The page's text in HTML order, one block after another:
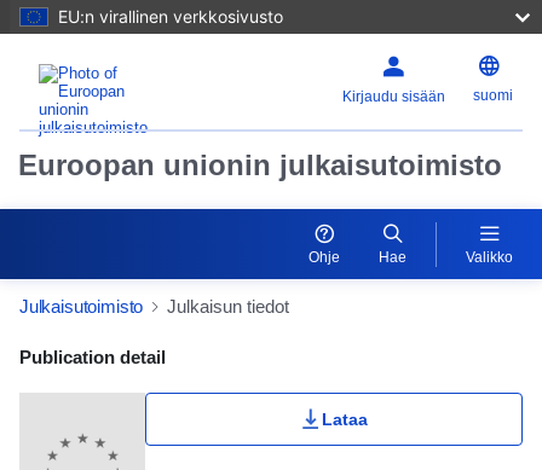
EU:n virallinen verkkosivusto
Kirjaudu sisään suomi
Euroopan unionin julkaisutoimisto
Ohje Hae Valikko
Julkaisutoimisto Julkaisun tiedot
Publication Detail Actions Portlet
Publication detail
Lataa